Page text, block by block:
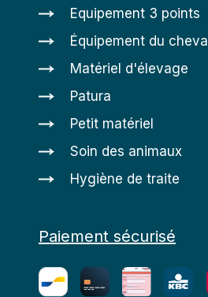
Equipement 3 points
Équipement du cheval
Matériel d'élevage
Patura
Petit matériel
Soin des animaux
Hygiène de traite
Paiement sécurisé